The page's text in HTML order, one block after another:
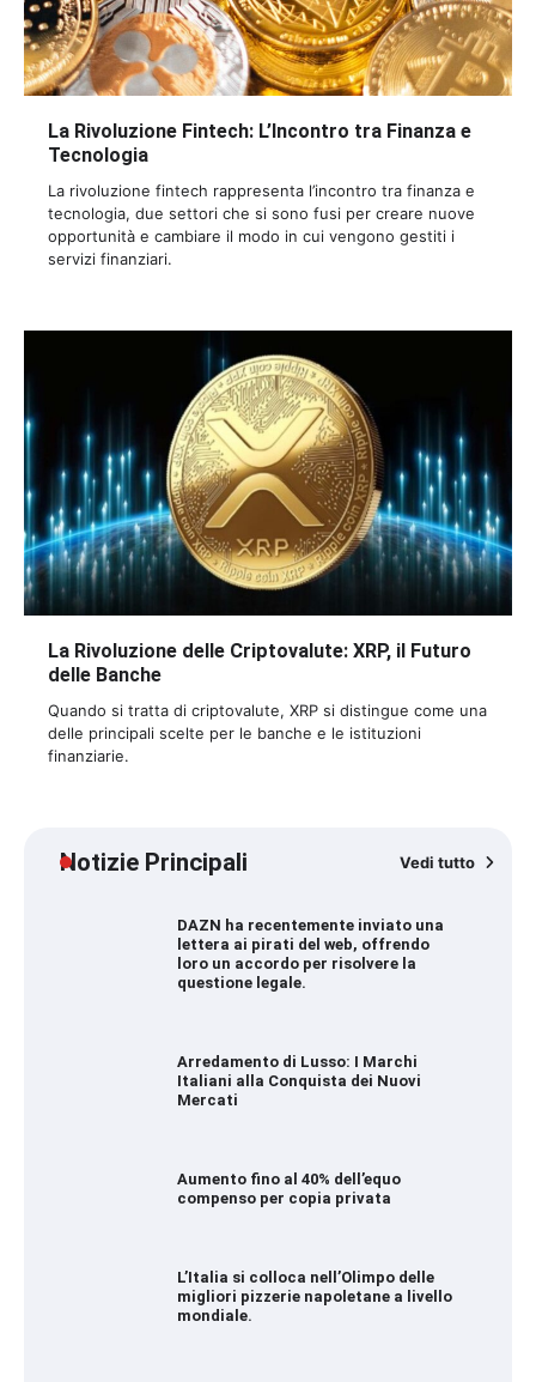
La Rivoluzione Fintech: L’Incontro tra Finanza e
Tecnologia
La rivoluzione fintech rappresenta l’incontro tra finanza e
tecnologia, due settori che si sono fusi per creare nuove
opportunità e cambiare il modo in cui vengono gestiti i
servizi finanziari.
La Rivoluzione delle Criptovalute: XRP, il Futuro
delle Banche
Quando si tratta di criptovalute, XRP si distingue come una
delle principali scelte per le banche e le istituzioni
finanziarie.
Notizie Principali Vedi tutto
DAZN ha recentemente inviato una
lettera ai pirati del web, offrendo
loro un accordo per risolvere la
questione legale.
Arredamento di Lusso: I Marchi
Italiani alla Conquista dei Nuovi
Mercati
Aumento fino al 40% dell’equo
compenso per copia privata
L’Italia si colloca nell’Olimpo delle
migliori pizzerie napoletane a livello
mondiale.